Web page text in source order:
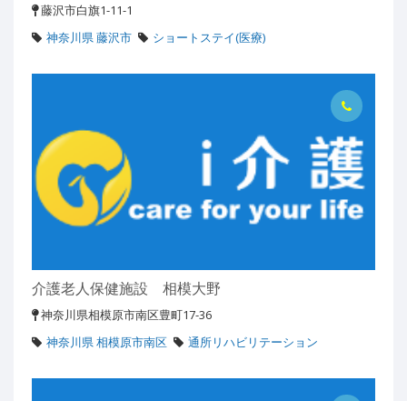
藤沢市白旗1-11-1
神奈川県 藤沢市
ショートステイ(医療)
介護老人保健施設 相模大野
神奈川県相模原市南区豊町17-36
神奈川県 相模原市南区
通所リハビリテーション